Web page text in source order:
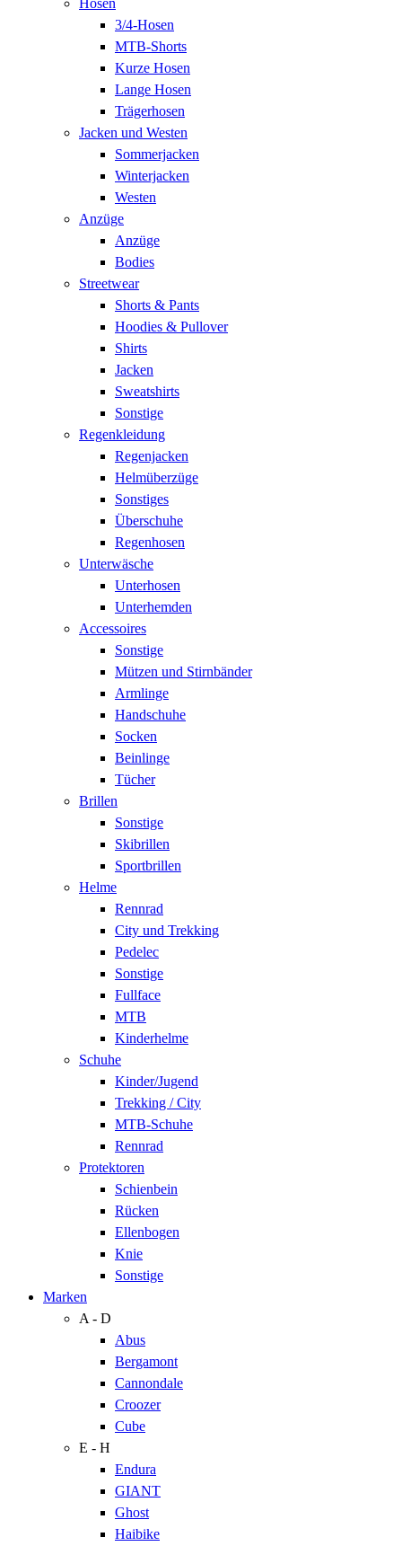
3/4-Hosen
MTB-Shorts
Kurze Hosen
Lange Hosen
Trägerhosen
Jacken und Westen
Sommerjacken
Winterjacken
Westen
Anzüge
Anzüge
Bodies
Streetwear
Shorts & Pants
Hoodies & Pullover
Shirts
Jacken
Sweatshirts
Sonstige
Regenkleidung
Regenjacken
Helmüberzüge
Sonstiges
Überschuhe
Regenhosen
Unterwäsche
Unterhosen
Unterhemden
Accessoires
Sonstige
Mützen und Stirnbänder
Armlinge
Handschuhe
Socken
Beinlinge
Tücher
Brillen
Sonstige
Skibrillen
Sportbrillen
Helme
Rennrad
City und Trekking
Pedelec
Sonstige
Fullface
MTB
Kinderhelme
Schuhe
Kinder/Jugend
Trekking / City
MTB-Schuhe
Rennrad
Protektoren
Schienbein
Rücken
Ellenbogen
Knie
Sonstige
Marken
A - D
Abus
Bergamont
Cannondale
Croozer
Cube
E - H
Endura
GIANT
Ghost
Haibike